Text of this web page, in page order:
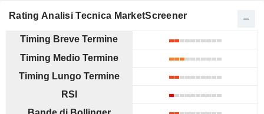
Rating Analisi Tecnica MarketScreener
Timing Breve Termine
Timing Medio Termine
Timing Lungo Termine
RSI